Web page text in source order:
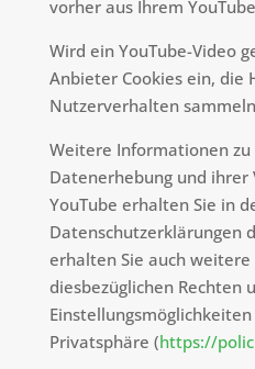
vorher aus Ihrem
Wird ein YouTube-Video
Anbieter Cookies ein, die
Nutzerverhalten
Weitere Informationen
Datenerhebung und ihrer
YouTube erhalten Sie in
Datenschutzerklärungen
erhalten Sie auch
diesbezüglichen Rechten
Privatsphäre (https://